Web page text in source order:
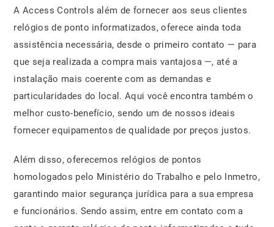
A Access Controls além de fornecer aos seus clientes
relógios de ponto informatizados, oferece ainda toda
assistência necessária, desde o primeiro contato — para
que seja realizada a compra mais vantajosa —, até a
instalação mais coerente com as demandas e
particularidades do local. Aqui você encontra também o
melhor custo-benefício, sendo um de nossos ideais
fornecer equipamentos de qualidade por preços justos.
Além disso, oferecemos relógios de pontos
homologados pelo Ministério do Trabalho e pelo Inmetro,
garantindo maior segurança jurídica para a sua empresa
e funcionários. Sendo assim, entre em contato com a